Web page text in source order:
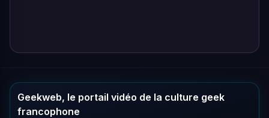
Geekweb, le portail vidéo de la culture geek
francophone